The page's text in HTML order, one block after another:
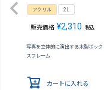
アクリル 2L
販売価格 ¥2,310 税込
写真を立体的に演出する木製ボック
スフレーム
カートに入れる